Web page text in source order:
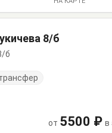
8/б
б
от 5500 ₽ в